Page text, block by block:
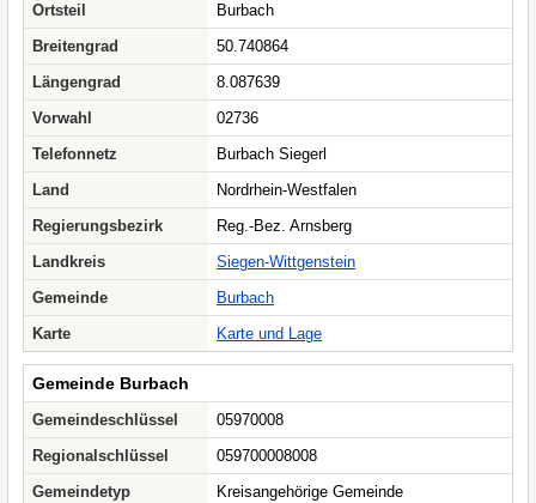
Ortsteil
Burbach
Breitengrad
50.740864
Längengrad
8.087639
Vorwahl
02736
Telefonnetz
Burbach Siegerl
Land
Nordrhein-Westfalen
Regierungsbezirk
Reg.-Bez. Arnsberg
Landkreis
Siegen-Wittgenstein
Gemeinde
Burbach
Karte
Karte und Lage
Gemeinde Burbach
Gemeindeschlüssel
05970008
Regionalschlüssel
059700008008
Gemeindetyp
Kreisangehörige Gemeinde